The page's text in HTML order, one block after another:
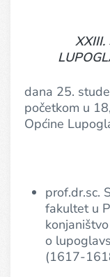
XXIII.
dana 25.
početkom u
Općine
prof.dr.sc.
fakultet u
o
(1617-